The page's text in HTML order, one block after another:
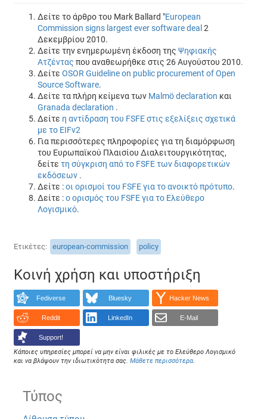
Δείτε το άρθρο του Mark Ballard "European
Commission signs largest ever software deal 2
Δεκεμβρίου 2010.
Δείτε την ενημερωμένη έκδοση τηςΨηφιακής
Ατζέντας που αναθεωρήθκε στις 26 Αυγούστου 2010.
ΔείτεOSOR Guideline on public procurement of Open
Source Software.
Δείτε τα πλήρη κείμενα των Malmö declaration και
Granada declaration .
Δείτε η αντίδραση του FSFE στις εξελίξεις σχετικά
με το EIFv2
Για περισσότερες πληροφορίες για τη διαμόρφωση
του Ευρωπαϊκού Πλαισίου Διαλειτουργικότητας,
δείτετη σύγκριση από το FSFE των διαφορετικών
εκδόσεων .
Δείτε :οι ορισμοί του FSFE για το ανοικτό πρότυπο.
Δείτε :ο ορισμός του FSFE για το Ελεύθερο
Λογισμικό.
Ετικέτες european-commission policy
Κοινή χρήση και υποστήριξη
Fediverse Bluesky Hacker News
Reddit LinkedIn E-Mail
Support!
Κάποιες υπηρεσίες μπορεί να μην είναι φιλικές με το Ελεύθερο Λογισμικό
και να βλάψουν την ιδιωτικότητα σας.Μάθετε περισσότερα
Τύπος